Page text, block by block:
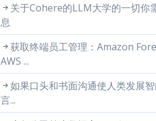
关于Cohere的LLM大学的一切你
息
获取终端员工管理：Amazon
AWS ...
如果口头和书面沟通使人类发展
言...